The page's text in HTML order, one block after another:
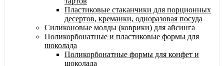
Пластиковые стаканчики для порционных
десертов, креманки, одноразовая посуда
Силиконовые молды (коврики) для айсинга
Поликорбонатные и пластиковые формы для
шоколада
Поликорбонатные формы для конфет и
шоколада